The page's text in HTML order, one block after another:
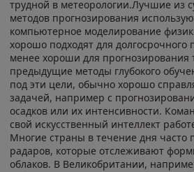
трудной в метеорологии.Лучшие из
методов прогнозирования
компьютерное моделирование
хорошо подходят для долгосрочного
менее хороши для прогнозирования
предыдущие методы глубокого
под эти цели, обычно хорошо
задачей, например с
осадков или их интенсивности.
свой искусственный интеллект
Многие страны в течение дня часто
радаров, которые отслеживают
облаков. В Великобритании,